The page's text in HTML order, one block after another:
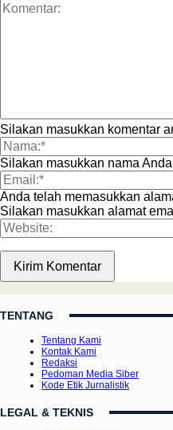
Silakan masukkan komentar
Silakan masukkan nama
Anda telah memasukkan
Silakan masukkan alamat
TENTANG
Tentang Kami
Kontak Kami
Redaksi
Pedoman Media Siber
Kode Etik Jurnalistik
LEGAL & TEKNIS